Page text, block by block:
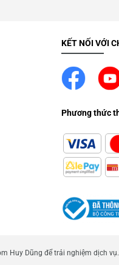
KẾT NỐI VỚI
Phương thức
Huy Dũng để trải nghiệm dịch vụ.